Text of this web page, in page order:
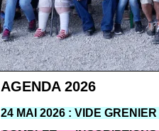
AGENDA 2026
24 MAI 2026 : VIDE